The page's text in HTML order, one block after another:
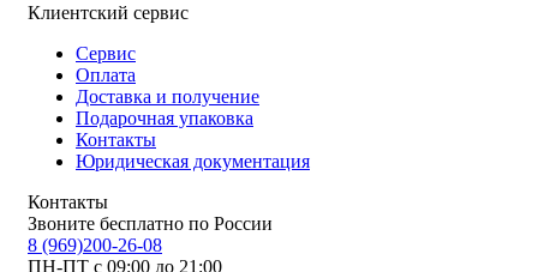
Клиентский сервис
Сервис
Оплата
Доставка и получение
Подарочная упаковка
Контакты
Юридическая документация
Контакты
Звоните бесплатно по России
8 (969)200-26-08
ПН-ПТ с 09:00 до 21:00